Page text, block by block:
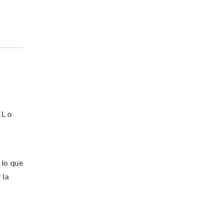
o
que
la